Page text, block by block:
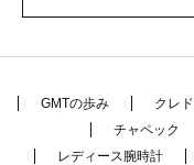
GMTの歩み クレ
チャペック
レディース腕時計